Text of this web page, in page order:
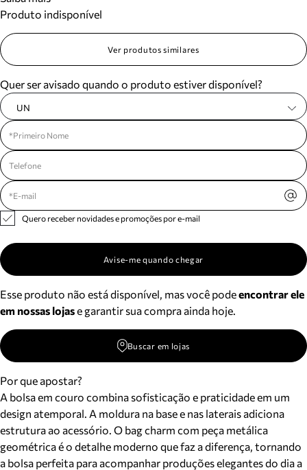
Meus pedidos
Acompanhe seus pedidos e solicite devoluções.
Produto indisponível
Ver produtos similares
Quer ser avisado quando o produto estiver disponível?
UN
Quero receber novidades e promoções por e-mail
Avise-me quando chegar
Esse produto não está disponível, mas você podeencontrar ele
em nossas lojase garantir sua compra ainda hoje.
Buscar em lojas
Por que apostar?
A bolsa em couro combina sofisticação e praticidade em um
design atemporal. A moldura na base e nas laterais adiciona
estrutura ao acessório. O bag charm com peça metálica
geométrica é o detalhe moderno que faz a diferença, tornando
a bolsa perfeita para acompanhar produções elegantes do dia a